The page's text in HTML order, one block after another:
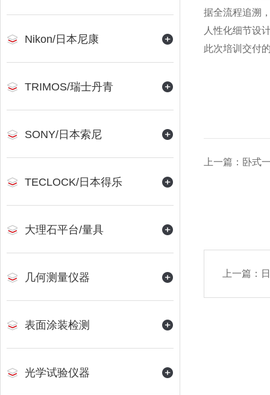
Nikon/日本尼康
TRIMOS/瑞士丹青
SONY/日本索尼
TECLOCK/日本得乐
大理石平台/量具
几何测量仪器
表面涂装检测
光学试验仪器
据全流程追溯
人性化细节设
此次培训交付
上一篇：卧式
上一篇：